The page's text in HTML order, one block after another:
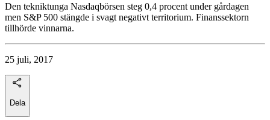
Den tekniktunga Nasdaqbörsen steg 0,4 procent under gårdagen
men S&P 500 stängde i svagt negativt territorium. Finanssektorn
tillhörde vinnarna.
25 juli, 2017
Dela